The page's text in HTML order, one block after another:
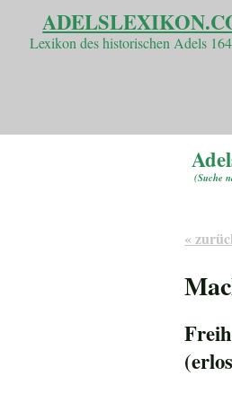
Lexikon des historischen Adels
(Suche
«